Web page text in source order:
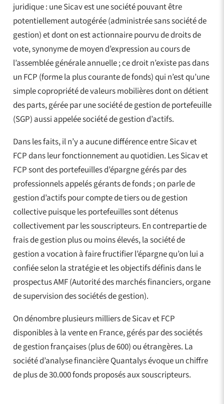
juridique : une Sicav est une société pouvant être
potentiellement autogérée (administrée sans société de
gestion) et dont on est actionnaire pourvu de droits de
vote, synonyme de moyen d’expression au cours de
l’assemblée générale annuelle ; ce droit n’existe pas dans
un FCP (forme la plus courante de fonds) qui n’est qu’une
simple copropriété de valeurs mobilières dont on détient
des parts, gérée par une société de gestion de portefeuille
(SGP) aussi appelée société de gestion d’actifs.
Dans les faits, il n’y a aucune différence entre Sicav et
FCP dans leur fonctionnement au quotidien. Les Sicav et
FCP sont des portefeuilles d’épargne gérés par des
professionnels appelés gérants de fonds ; on parle de
gestion d’actifs pour compte de tiers ou de gestion
collective puisque les portefeuilles sont détenus
collectivement par les souscripteurs. En contrepartie de
frais de gestion plus ou moins élevés, la société de
gestion a vocation à faire fructifier l’épargne qu’on lui a
confiée selon la stratégie et les objectifs définis dans le
prospectus AMF (Autorité des marchés financiers, organe
de supervision des sociétés de gestion).
On dénombre plusieurs milliers de Sicav et FCP
disponibles à la vente en France, gérés par des sociétés
de gestion françaises (plus de 600) ou étrangères. La
société d’analyse financière Quantalys évoque un chiffre
de plus de 30.000 fonds proposés aux souscripteurs.